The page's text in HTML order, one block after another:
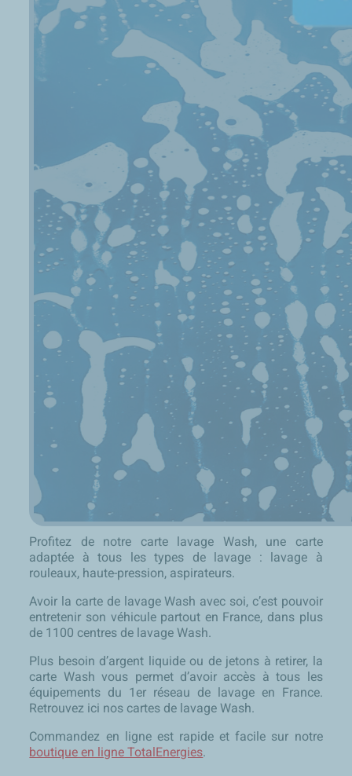
Profitez de notre carte lavage Wash, une carte
adaptée à tous les types de lavage : lavage à
rouleaux, haute-pression, aspirateurs.
Avoir la carte de lavage Wash avec soi, c’est pouvoir
entretenir son véhicule partout en France, dans plus
de 1100 centres de lavage Wash.
Plus besoin d’argent liquide ou de jetons à retirer, la
carte Wash vous permet d’avoir accès à tous les
équipements du 1er réseau de lavage en France.
Retrouvez ici nos cartes de lavage Wash.
Commandez en ligne est rapide et facile sur notre
boutique en ligne TotalEnergies.